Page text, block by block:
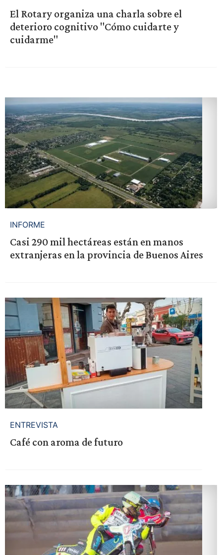
El Rotary organiza una charla sobre el
deterioro cognitivo "Cómo cuidarte y
cuidarme"
INFORME
Casi 290 mil hectáreas están en manos
extranjeras en la provincia de Buenos Aires
ENTREVISTA
Café con aroma de futuro